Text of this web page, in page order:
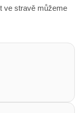
ve stravě můžeme